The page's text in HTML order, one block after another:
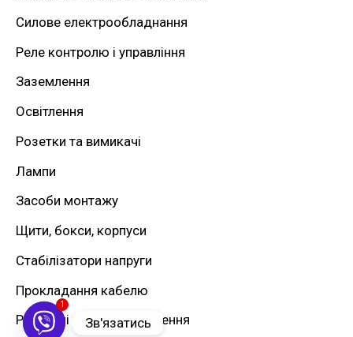
:Силове електрообладнання
Реле контролю і управління
Заземлення
Освітлення
Розетки та вимикачі
Лампи
Засоби монтажу
Щити, бокси, корпуси
Стабілізатори напруги
Прокладання кабелю
Резервні джерела живлення
1
Зв'язатись